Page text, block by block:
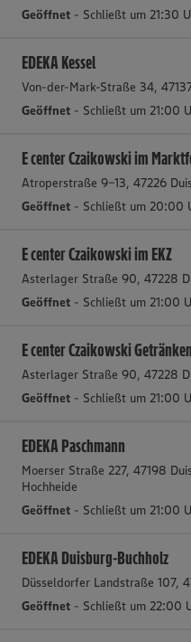
Geöffnet - Schließt um 21:30
EDEKA Kessel
Von-der-Mark-Straße 34,
Geöffnet - Schließt um 21:00
E center Czaikowski im
Atroperstraße 9-13, 47226
Geöffnet - Schließt um 20:00
E center Czaikowski im EKZ
Asterlager Straße 90, 47228
Geöffnet - Schließt um 21:00
E center Czaikowski
Asterlager Straße 90, 47228
Geöffnet - Schließt um 21:00
EDEKA Paschmann
Moerser Straße 227, 47198
Hochheide
Geöffnet - Schließt um 21:00
EDEKA Duisburg-Buchholz
Düsseldorfer Landstraße 107,
Geöffnet - Schließt um 22:00